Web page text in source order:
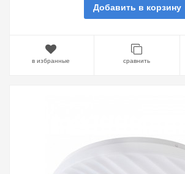
Добавить в корзину
в избранные сравнить